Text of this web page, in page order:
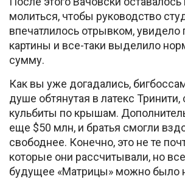
молиться, чтобы руководство
впечатлилось отрывком, увидело
картины и все-таки выделило
сумму.
Как вы уже догадались,
душе обтянутая в латекс
кульбиты по крышам.
еще $50 млн, и братья смогли
свободнее. Конечно, это не те
которые они рассчитывали, но
будущее «Матрицы» можно было